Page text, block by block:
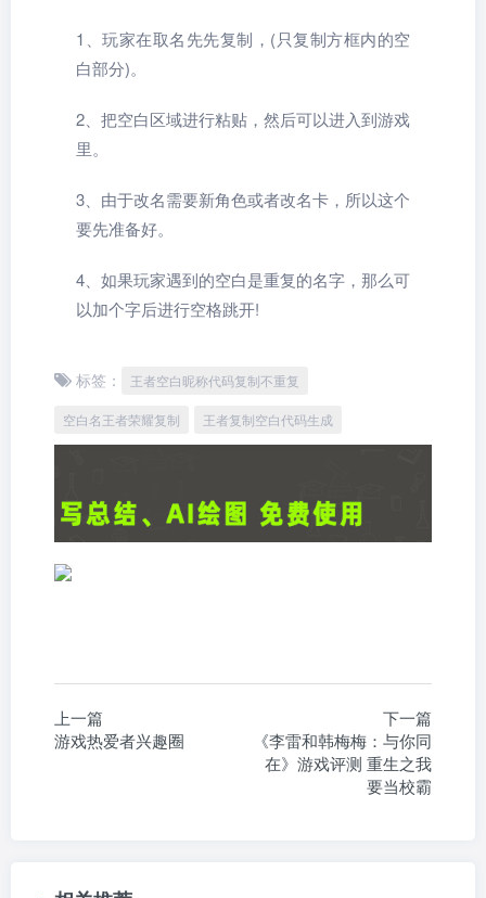
1、玩家在取名先先复制，(只复制方框内的空
白部分)。
2、把空白区域进行粘贴，然后可以进入到游戏
里。
3、由于改名需要新角色或者改名卡，所以这个
要先准备好。
4、如果玩家遇到的空白是重复的名字，那么可
以加个字后进行空格跳开!
标签： 王者空白昵称代码复制不重复
空白名王者荣耀复制 王者复制空白代码生成
上一篇
游戏热爱者兴趣圈
下一篇
《李雷和韩梅梅：与你同
在》游戏评测 重生之我
要当校霸